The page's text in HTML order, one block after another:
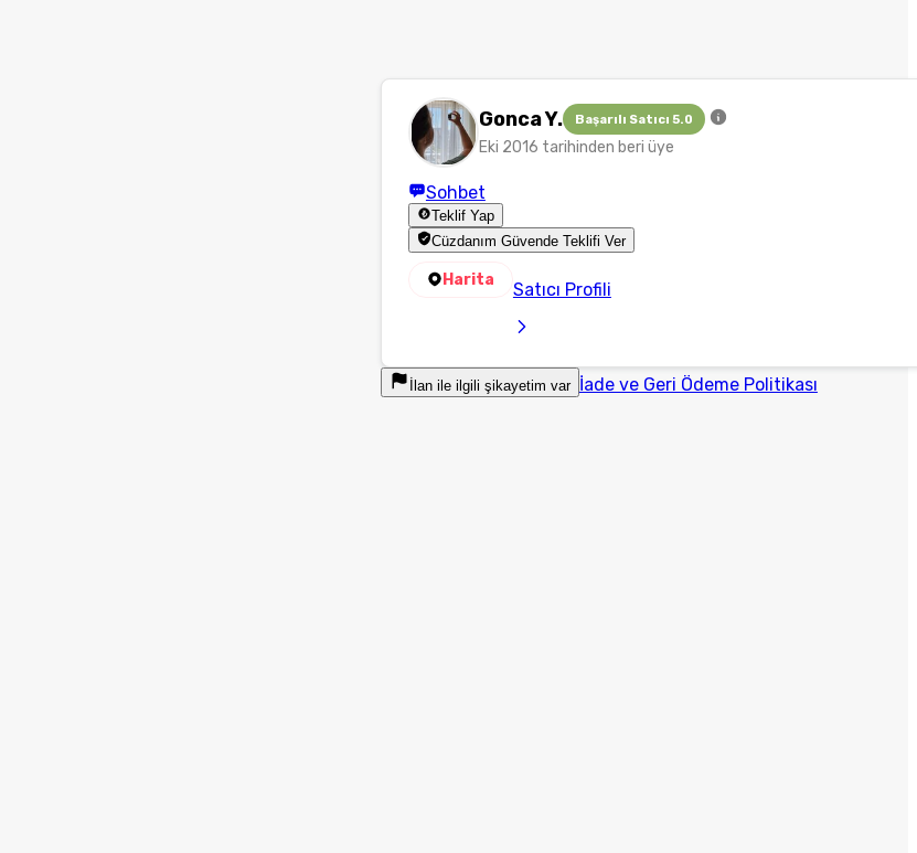
Gonca Y. Başarılı Satıcı 5.0
Eki 2016 tarihinden beri üye
Sohbet
Teklif Yap
Cüzdanım Güvende Teklifi Ver
Harita Satıcı Profili
İlan ile ilgili şikayetim var İade ve Geri Ödeme Politikası